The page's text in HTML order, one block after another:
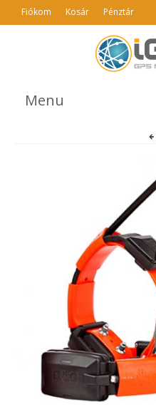
Fiókom Kosár Pénztár
Menu
KAPCSOLAT